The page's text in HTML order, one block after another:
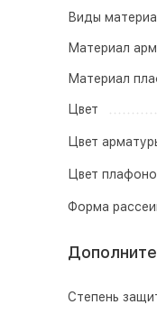
Виды
Материал
Материал
Цвет
Цвет
Цвет
Форма
Степень